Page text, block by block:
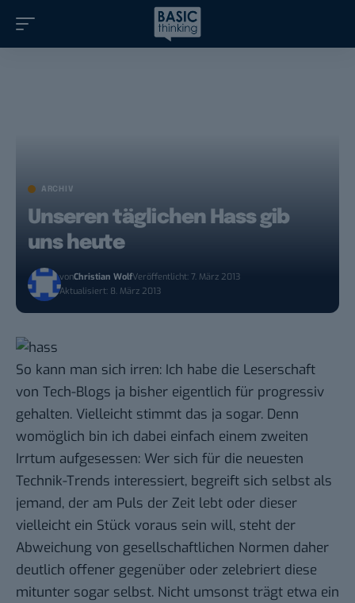
ARCHIV
Unseren täglichen Hass gib
uns heute
vonChristian WolfVeröffentlicht: 7. März 2013
Aktualisiert: 8. März 2013
So kann man sich irren: Ich habe die Leserschaft
von Tech-Blogs ja bisher eigentlich für progressiv
gehalten. Vielleicht stimmt das ja sogar. Denn
womöglich bin ich dabei einfach einem zweiten
Irrtum aufgesessen: Wer sich für die neuesten
Technik-Trends interessiert, begreift sich selbst als
jemand, der am Puls der Zeit lebt oder dieser
vielleicht ein Stück voraus sein will, steht der
Abweichung von gesellschaftlichen Normen daher
deutlich offener gegenüber oder zelebriert diese
mitunter sogar selbst. Nicht umsonst trägt etwa ein